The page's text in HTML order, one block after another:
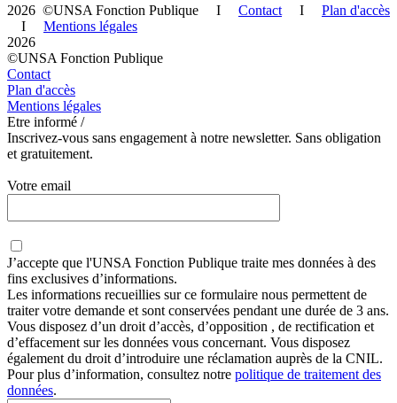
2026 ©UNSA Fonction Publique I Contact I Plan d'accès
I Mentions légales
2026
©UNSA Fonction Publique
Contact
Plan d'accès
Mentions légales
Etre informé /
Inscrivez-vous sans engagement à notre newsletter. Sans obligation
et gratuitement.
Votre email
J’accepte que l'UNSA Fonction Publique traite mes données à des
fins exclusives d’informations.
Les informations recueillies sur ce formulaire nous permettent de
traiter votre demande et sont conservées pendant une durée de 3 ans.
Vous disposez d’un droit d’accès, d’opposition , de rectification et
d’effacement sur les données vous concernant. Vous disposez
également du droit d’introduire une réclamation auprès de la CNIL.
Pour plus d’information, consultez notre politique de traitement des
données.